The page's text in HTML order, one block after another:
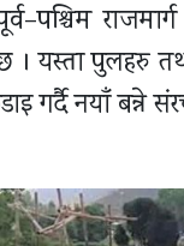
पुलहरु तथा
गर्दै नयाँ बन्ने